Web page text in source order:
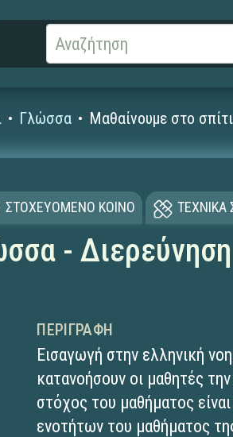
Γλώσσα Μαθαίνουμε στο
ΣΤΟΧΕΥΟΜΕΝΟ ΚΟΙΝΟ ΤΕΧΝΙΚΑ
-
ΠΕΡΙΓΡΑΦΉ
Εισαγωγή στην ελληνική
κατανοήσουν οι μαθητές
στόχος του μαθήματος
ενοτήτων του μαθήματος